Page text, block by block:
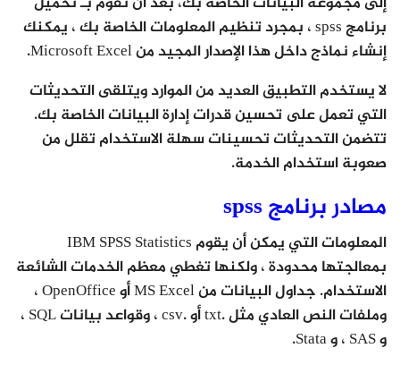
برنامج spss ، بمجرد تنظيم المعلومات الخاصة بك ، يمكنك
إنشاء نماذج داخل هذا الإصدار المجيد من Microsoft Excel.
لا يستخدم التطبيق العديد من الموارد ويتلقى التحديثات
التي تعمل على تحسين قدرات إدارة البيانات الخاصة بك.
تتضمن التحديثات تحسينات سهلة الاستخدام تقلل من
صعوبة استخدام الخدمة.
مصادر برنامج spss
المعلومات التي يمكن أن يقوم IBM SPSS Statistics
بمعالجتها محدودة ، ولكنها تغطي معظم الخدمات الشائعة
الاستخدام. جداول البيانات من MS Excel أو OpenOffice ،
وملفات النص العادي مثل .txt أو .csv ، وقواعد بيانات SQL ،
و SAS ، و Stata.